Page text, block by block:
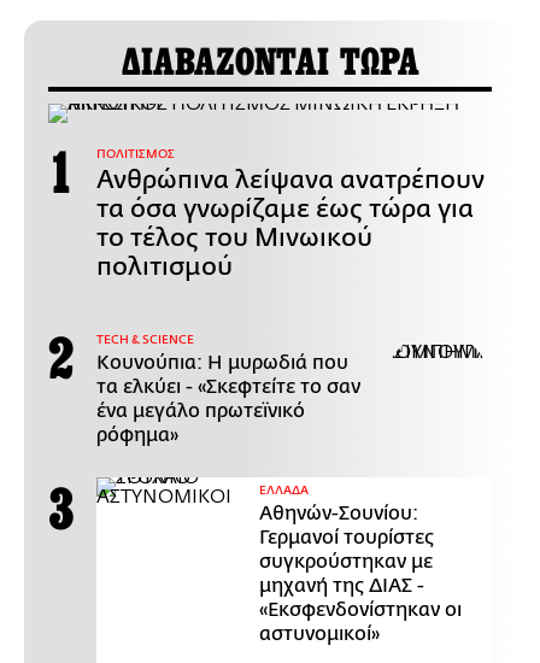
ΔΙΑΒΑΖΟΝΤΑΙ ΤΩΡΑ
ΠΟΛΙΤΙΣΜΟΣ
Ανθρώπινα λείψανα ανατρέπουν
τα όσα γνωρίζαμε έως τώρα για
το τέλος του Μινωικού
πολιτισμού
ΤECH & SCIENCE
Κουνούπια: Η μυρωδιά που
τα ελκύει - «Σκεφτείτε το σαν
ένα μεγάλο πρωτεϊνικό
ρόφημα»
ΕΛΛΑΔΑ
Αθηνών-Σουνίου:
Γερμανοί τουρίστες
συγκρούστηκαν με
μηχανή της ΔΙΑΣ -
«Εκσφενδονίστηκαν οι
αστυνομικοί»